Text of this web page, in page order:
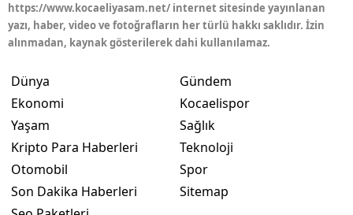
Karaman
https://www.kocaeliyasam.net/ internet sitesinde yayınlanan
yazı, haber, video ve fotoğrafların her türlü hakkı saklıdır. İzin
alınmadan, kaynak gösterilerek dahi kullanılamaz.
Dünya
Ekonomi
Yaşam
Kripto Para Haberleri
Otomobil
Son Dakika Haberleri
Gündem
Kocaelispor
Sağlık
Teknoloji
Spor
Sitemap